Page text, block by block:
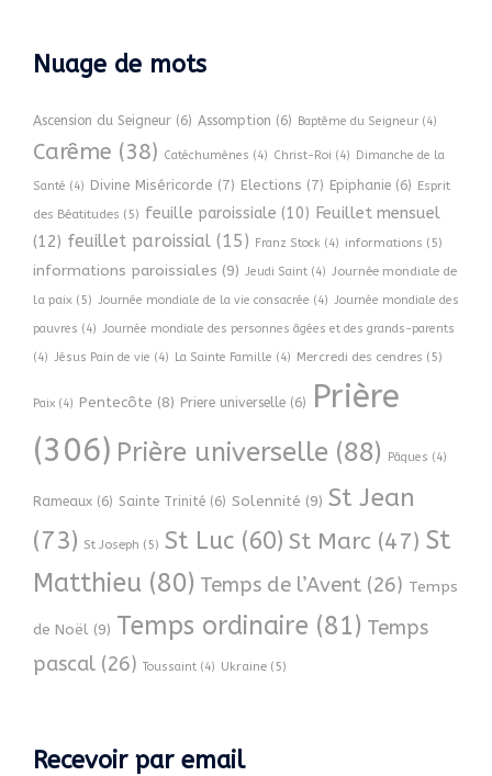
Nuage de mots
Ascension du Seigneur (6) Assomption (6) Baptême du Seigneur (4)
Carême (38) Catéchumènes (4) Christ-Roi (4) Dimanche de la
Santé (4) Divine Miséricorde (7) Elections (7) Epiphanie (6) Esprit
des Béatitudes (5) feuille paroissiale (10) Feuillet mensuel
(12) feuillet paroissial (15) Franz Stock (4) informations (5)
informations paroissiales (9) Jeudi Saint (4) Journée mondiale de
la paix (5) Journée mondiale de la vie consacrée (4) Journée mondiale des
pauvres (4) Journée mondiale des personnes âgées et des grands-parents
(4) Jésus Pain de vie (4) La Sainte Famille (4) Mercredi des cendres (5)
Paix (4) Pentecôte (8) Priere universelle (6)
Prière
(306) Prière universelle (88) Pâques (4)
Rameaux (6) Sainte Trinité (6) Solennité (9) St Jean
(73) St Joseph (5) St Luc (60) St Marc (47) St
Matthieu (80) Temps de l’Avent (26) Temps
de Noël (9) Temps ordinaire (81) Temps
pascal (26) Toussaint (4) Ukraine (5)
Recevoir par email